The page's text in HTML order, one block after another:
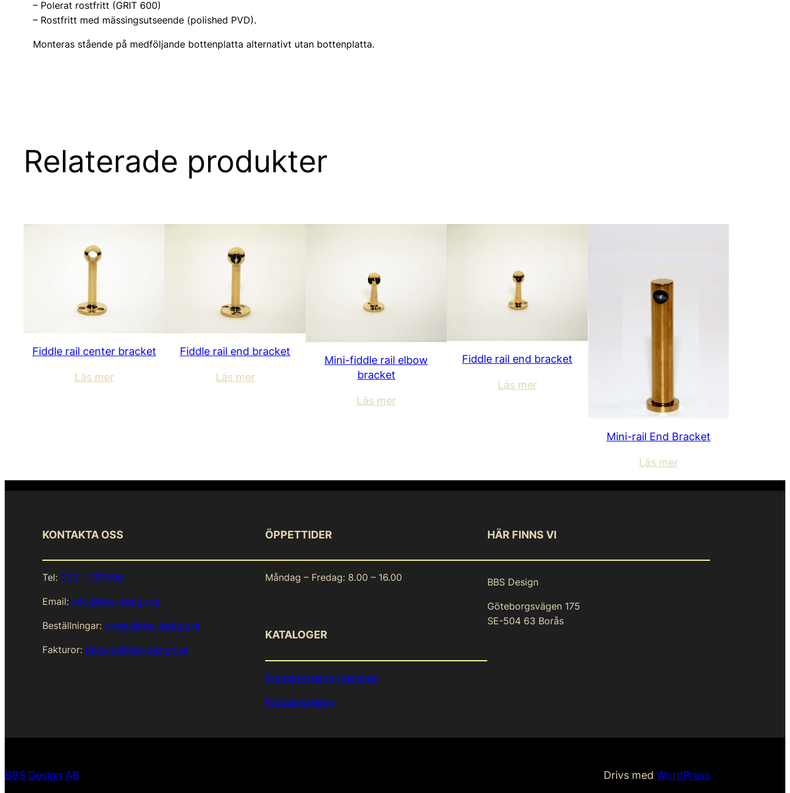
– Polerat rostfritt (GRIT 600)
– Rostfritt med mässingsutseende (polished PVD).
Monteras stående på medföljande bottenplatta alternativt utan bottenplatta.
Relaterade produkter
Fiddle rail center bracket
Läs mer
Fiddle rail end bracket
Läs mer
Mini-fiddle rail elbow
bracket
Läs mer
Fiddle rail end bracket
Läs mer
Mini-rail End Bracket
Läs mer
KONTAKTA OSS
Tel: 033 – 257090
Email: info@bbs-design.se
Beställningar: order@bbs-design.se
Fakturor: faktura@bbs-design.se
ÖPPETTIDER
Måndag – Fredag: 8.00 – 16.00
KATALOGER
Produktkatalog (Senaste)
Produktkatalog
HÄR FINNS VI
BBS Design
Göteborgsvägen 175
SE-504 63 Borås
BBS Design AB Drivs med WordPress